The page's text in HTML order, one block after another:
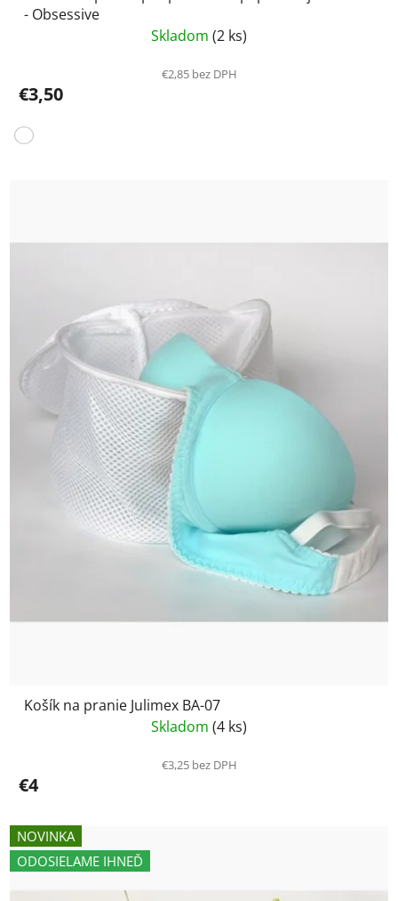
- Obsessive
Skladom (2 ks)
€2,85 bez DPH
€3,50
Košík na pranie Julimex BA-07
Skladom (4 ks)
€3,25 bez DPH
€4
NOVINKA
ODOSIELAME IHNEĎ